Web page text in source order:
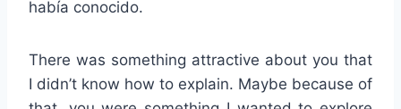
había conocido.
There was something attractive about you that
I didn’t know how to explain. Maybe because of